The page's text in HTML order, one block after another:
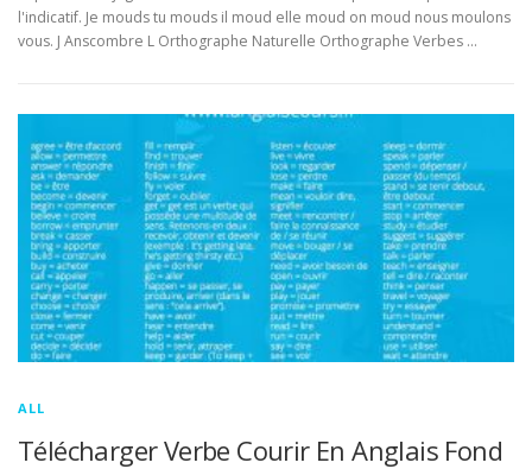
l'indicatif. Je mouds tu mouds il moud elle moud on moud nous moulons
vous. J Anscombre L Orthographe Naturelle Orthographe Verbes …
ALL
Télécharger Verbe Courir En Anglais Fond